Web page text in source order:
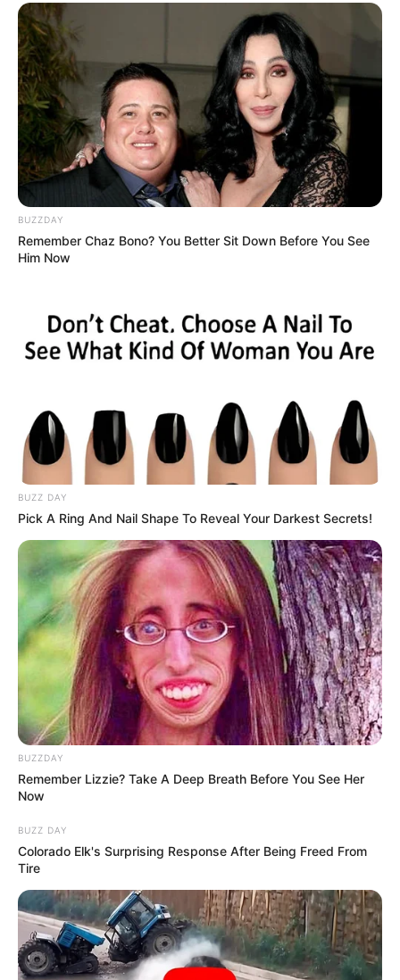
ΣΠΑΜΕ ΤΟ ΜΑΤΡΙΞ – ΤΟ ΒΙΒΛΙΟ
BUZZDAY
Remember Chaz Bono? You Better Sit Down Before You See
Him Now
BUZZ DAY
Pick A Ring And Nail Shape To Reveal Your Darkest Secrets!
BUZZDAY
Remember Lizzie? Take A Deep Breath Before You See Her
Now
BUZZ DAY
Colorado Elk's Surprising Response After Being Freed From
Tire